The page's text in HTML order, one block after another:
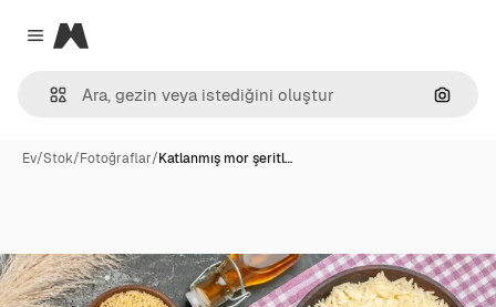
Close menu
Magnific
Ev/Stok/Fotoğraflar/Katlanmış mor şeritl…